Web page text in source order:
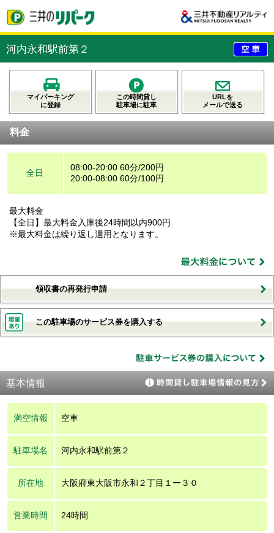
河内永和駅前第２
マイパーキング
に登録
この時間貸し
駐車場に駐車
URLを
メールで送る
料金
全日
08:00-20:00 60分/200円
20:00-08:00 60分/100円
最大料金
【全日】最大料金入庫後24時間以内900円
※最大料金は繰り返し適用となります。
領収書の再発行申請
この駐車場のサービス券を購入する
基本情報
満空情報 空車
駐車場名 河内永和駅前第２
所在地 大阪府東大阪市永和２丁目１ー３０
営業時間 24時間